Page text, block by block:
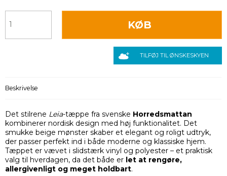
KØB
TILFØJ TIL ØNSKESKYEN
Beskrivelse
Det stilrene Leia-tæppe fra svenske Horredsmattan
kombinerer nordisk design med høj funktionalitet. Det
smukke beige mønster skaber et elegant og roligt udtryk,
der passer perfekt ind i både moderne og klassiske hjem.
Tæppet er vævet i slidstærk vinyl og polyester – et praktisk
valg til hverdagen, da det både er let at rengøre,
allergivenligt og meget holdbart.